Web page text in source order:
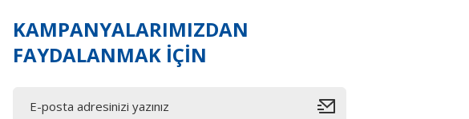
KAMPANYALARIMIZDAN
FAYDALANMAK İÇİN